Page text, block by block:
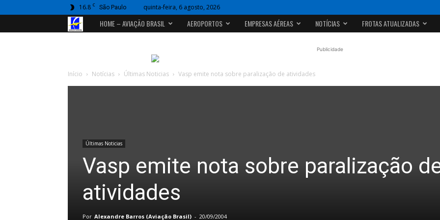
16.8 C São Paulo quinta-feira, 6 agosto, 2026
Portal
HOME – AVIAÇÃO BRASIL AEROPORTOS EMPRESAS AÉREAS NOTÍCIAS FROTAS ATUALIZADAS
Publicidade
Início Notícias Últimas Noticias Vasp emite nota sobre paralização de atividades
Últimas Noticias
Vasp emite nota sobre paralização
atividades
Por Alexandre Barros (Aviação Brasil) - 20/09/2004